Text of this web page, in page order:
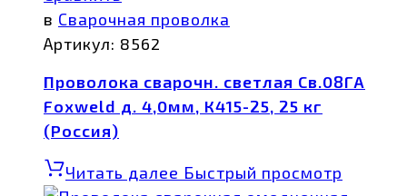
в Сварочная проволка
Артикул: 8562
Проволока сварочн. светлая Св.08ГА
Foxweld д. 4,0мм, К415-25, 25 кг
(Россия)
Читать далее Быстрый просмотр